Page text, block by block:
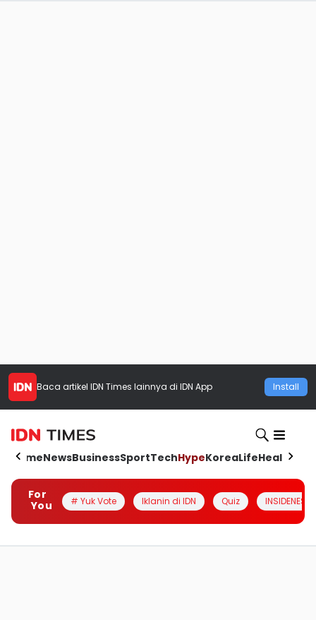
Baca artikel IDN Times lainnya di IDN App Install
HomeNewsBusinessSportTechHypeKoreaLifeHealth
For
You
# Yuk Vote Iklanin di IDN Quiz INSIDENESIA